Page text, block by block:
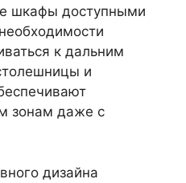
шкафы доступными
к дальним
и
зонам даже с
дизайна